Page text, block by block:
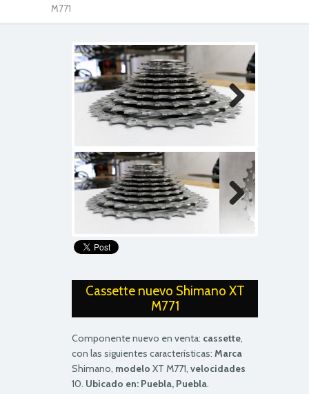
M771
Next
Cassette nuevo Shimano XT
M771
Componente nuevo en venta: cassette,
con las siguientes características: Marca
Shimano, modelo XT M771, velocidades
10. Ubicado en: Puebla, Puebla.